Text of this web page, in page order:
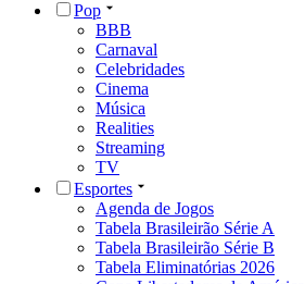
Pop
BBB
Carnaval
Celebridades
Cinema
Música
Realities
Streaming
TV
Esportes
Agenda de Jogos
Tabela Brasileirão Série A
Tabela Brasileirão Série B
Tabela Eliminatórias 2026